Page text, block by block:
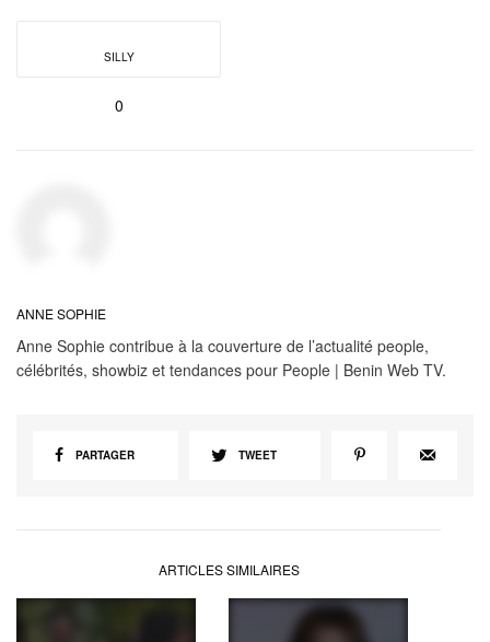
SILLY
0
ANNE SOPHIE
Anne Sophie contribue à la couverture de l’actualité people,
célébrités, showbiz et tendances pour People | Benin Web TV.
PARTAGER TWEET
ARTICLES SIMILAIRES